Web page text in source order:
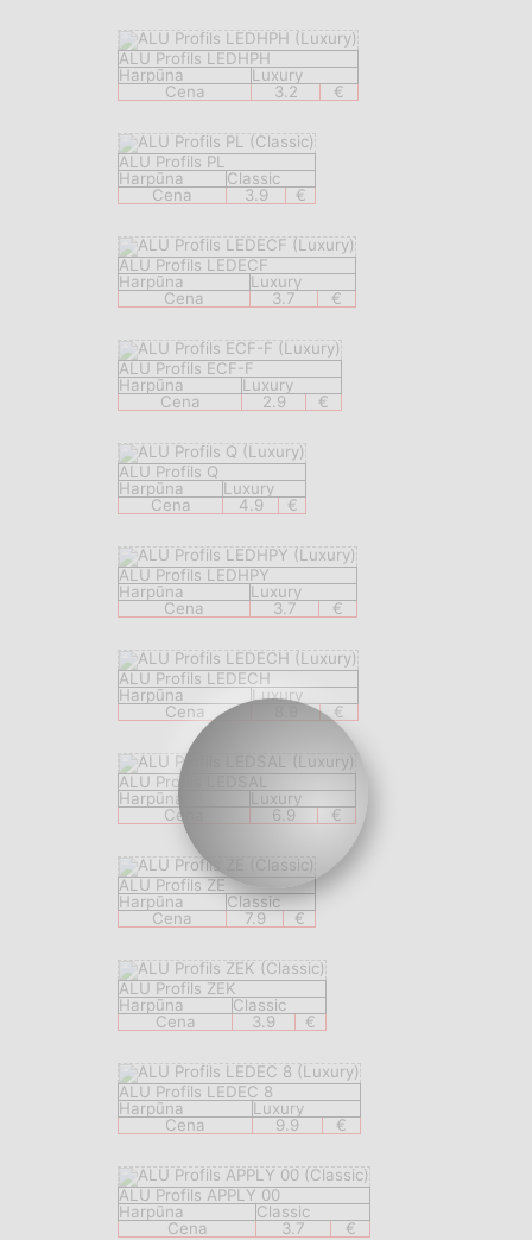
ALU Profils LEDHPH
Harpūna
Luxury
Cena
3.2 €
ALU Profils PL
Harpūna
Classic
Cena
3.9 €
ALU Profils LEDECF
Harpūna
Luxury
Cena
3.7 €
ALU Profils ECF-F
Harpūna
Luxury
Cena
2.9 €
ALU Profils Q
Harpūna
Luxury
Cena
4.9 €
ALU Profils LEDHPY
Harpūna
Luxury
Cena
3.7 €
ALU Profils LEDECH
Harpūna
Luxury
Cena
€
ALU Profils LEDSAL
Harpūna
Luxury
Cena
6.9 €
ALU Profils ZE
Harpūna
Classic
Cena
7.9 €
ALU Profils ZEK
Harpūna
Classic
Cena
3.9 €
ALU Profils LEDEC 8
Harpūna
Luxury
Cena
9.9 €
ALU Profils APPLY 00
Harpūna
Classic
Cena
3.7 €